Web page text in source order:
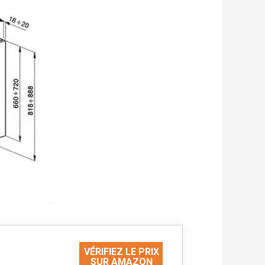
VÉRIFIEZ LE PRIX
SUR AMAZON